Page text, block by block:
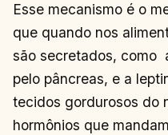
Esse mecanismo é o
que quando nos
são secretados, como
pelo pâncreas, e a
tecidos gordurosos do
hormônios que